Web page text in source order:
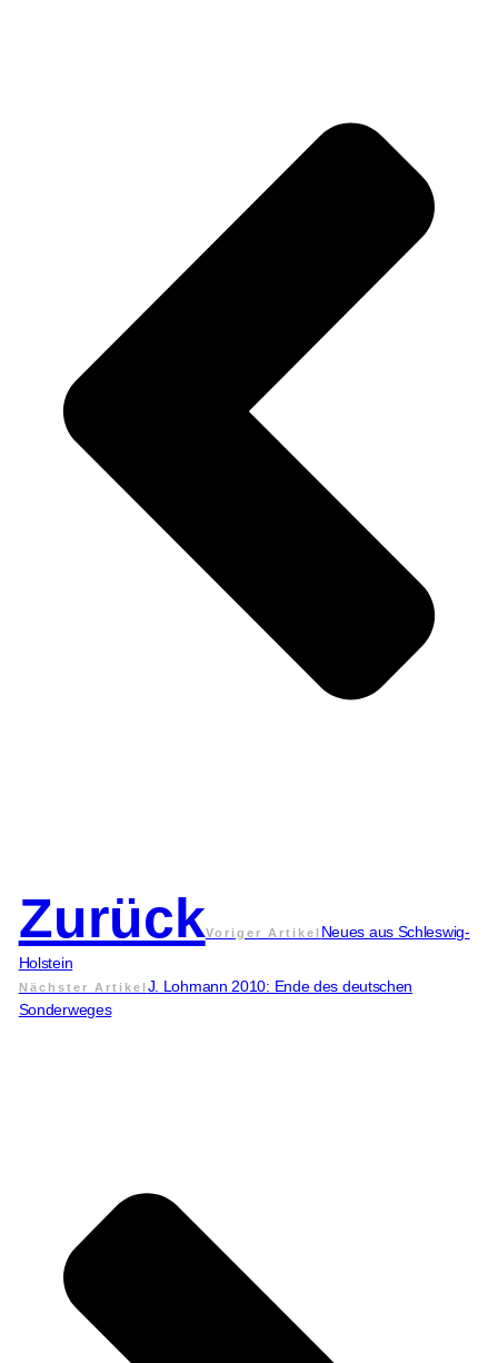
ZurückVoriger Artikel Neues aus Schleswig-
Holstein
Nächster Artikel J. Lohmann 2010: Ende des deutschen
Sonderweges